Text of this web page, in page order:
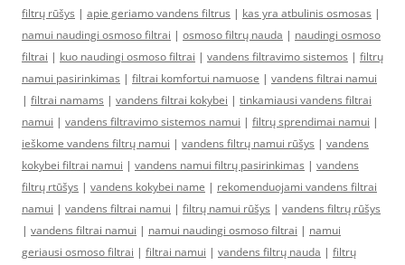
filtrų rūšys | apie geriamo vandens filtrus | kas yra atbulinis osmosas |
namui naudingi osmoso filtrai | osmoso filtrų nauda | naudingi osmoso
filtrai | kuo naudingi osmoso filtrai | vandens filtravimo sistemos | filtrų
namui pasirinkimas | filtrai komfortui namuose | vandens filtrai namui
| filtrai namams | vandens filtrai kokybei | tinkamiausi vandens filtrai
namui | vandens filtravimo sistemos namui | filtrų sprendimai namui |
ieškome vandens filtrų namui | vandens filtrų namui rūšys | vandens
kokybei filtrai namui | vandens namui filtrų pasirinkimas | vandens
filtrų rtūšys | vandens kokybei name | rekomenduojami vandens filtrai
namui | vandens filtrai namui | filtrų namui rūšys | vandens filtrų rūšys
| vandens filtrai namui | namui naudingi osmoso filtrai | namui
geriausi osmoso filtrai | filtrai namui | vandens filtrų nauda | filtrų